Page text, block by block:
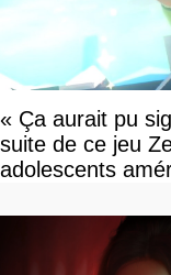
« Ça aurait pu
suite de ce jeu
adolescents